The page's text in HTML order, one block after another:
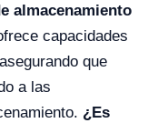
almacenamiento
capacidades
que
a las
¿Es